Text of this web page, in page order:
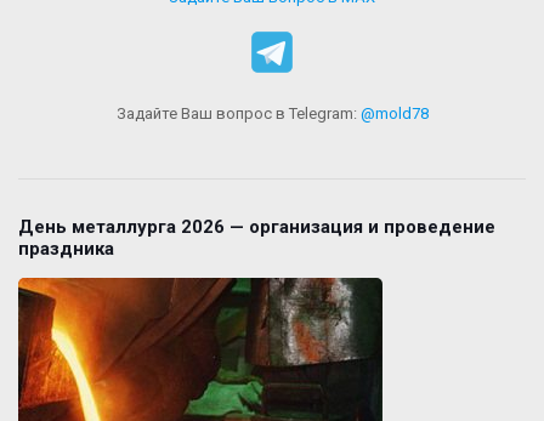
Задайте Ваш вопрос в Telegram: @mold78
День металлурга 2026 — организация и проведение
праздника